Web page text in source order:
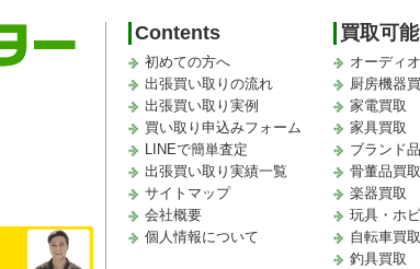
Contents
初めての方へ
出張買い取りの流れ
出張買い取り実例
買い取り申込みフォーム
LINEで簡単査定
出張買い取り実績一覧
サイトマップ
会社概要
個人情報について
買取可
オーディ
厨房機器
家電買取
家具買取
ブランド
骨董品買取
楽器買取
玩具・ホ
自転車買取
釣具買取